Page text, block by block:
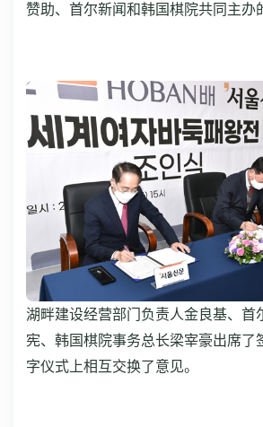
赞助、首尔新闻和韩国棋院共同主办
湖畔建设经营部门负责人金良基、首
宪、韩国棋院事务总长梁宰豪出席了
字仪式上相互交换了意见。